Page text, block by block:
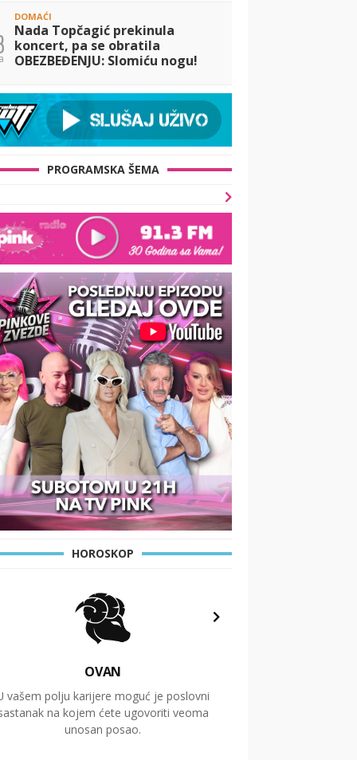
DOMAĆI
Nada Topčagić prekinula
koncert, pa se obratila
OBEZBEĐENJU: Slomiću nogu!
PROGRAMSKA ŠEMA
HOROSKOP
OVAN
vašem polju karijere moguć je poslovni
na kojem ćete ugovoriti veoma
unosan posao.